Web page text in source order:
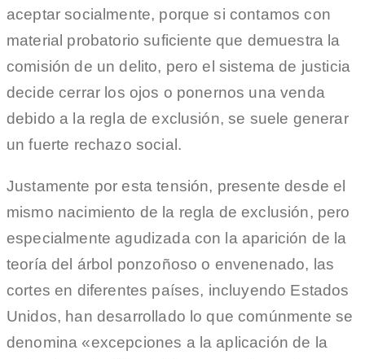
aceptar socialmente, porque si contamos con
material probatorio suficiente que demuestra la
comisión de un delito, pero el sistema de justicia
decide cerrar los ojos o ponernos una venda
debido a la regla de exclusión, se suele generar
un fuerte rechazo social.
Justamente por esta tensión, presente desde el
mismo nacimiento de la regla de exclusión, pero
especialmente agudizada con la aparición de la
teoría del árbol ponzoñoso o envenenado, las
cortes en diferentes países, incluyendo Estados
Unidos, han desarrollado lo que comúnmente se
denomina «excepciones a la aplicación de la